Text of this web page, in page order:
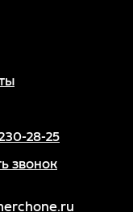
28-25
звонок